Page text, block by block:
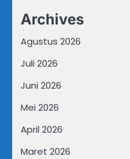
Archives
Agustus 2026
Juli 2026
Juni 2026
Mei 2026
April 2026
Maret 2026